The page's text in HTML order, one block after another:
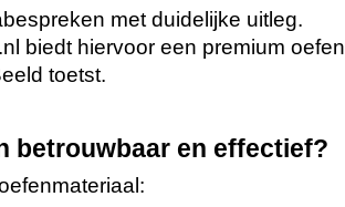
met duidelijke uitleg.
biedt hiervoor een premium
toetst.
betrouwbaar en effectief?